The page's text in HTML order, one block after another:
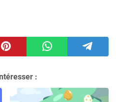
: